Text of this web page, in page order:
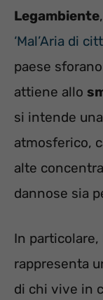
Legambiente
‘Mal’Aria di
paese
attiene allo
si intende
atmosferico,
alte
dannose sia
In particolare,
rappresenta
di chi vive in